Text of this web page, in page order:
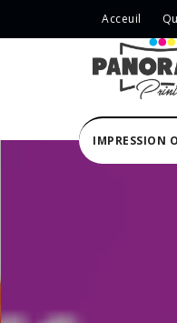
Acceuil
IMPRESSION